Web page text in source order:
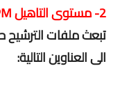
2- مستوى التاهيل CQPM:
تبعث ملفات الترشيح
الى العناوين التالية: